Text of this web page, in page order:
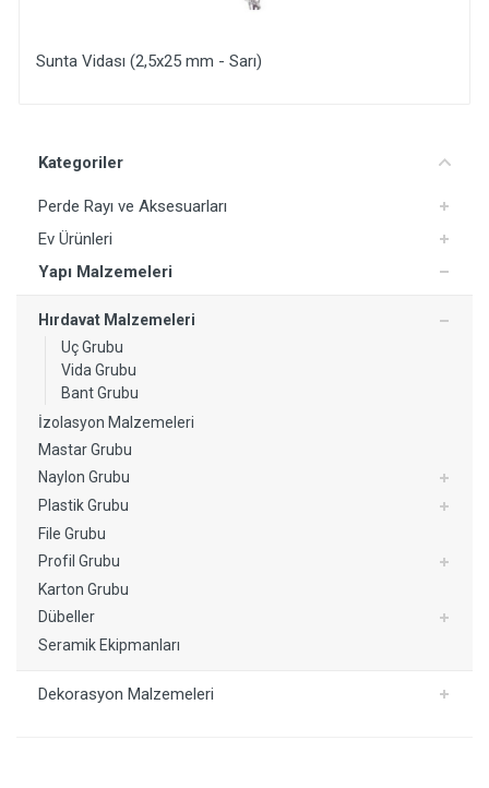
Kategoriler
Perde Rayı ve Aksesuarları
Ev Ürünleri
Yapı Malzemeleri
Hırdavat Malzemeleri
Uç Grubu
Vida Grubu
Bant Grubu
İzolasyon Malzemeleri
Mastar Grubu
Naylon Grubu
Plastik Grubu
File Grubu
Profil Grubu
Karton Grubu
Dübeller
Seramik Ekipmanları
Dekorasyon Malzemeleri
Sunta Vidası (2,5x25 mm - Sarı)